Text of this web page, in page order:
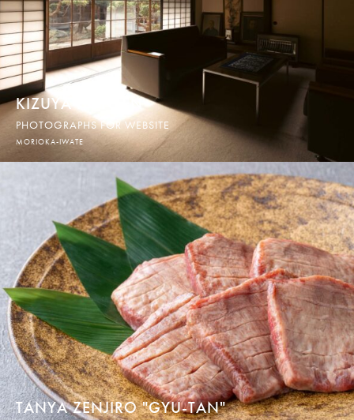
KIZUYA HONTEN
PHOTOGRAPHS FOR WEBSITE
MORIOKA-IWATE
TANYA ZENJIRO "GYU-TAN"